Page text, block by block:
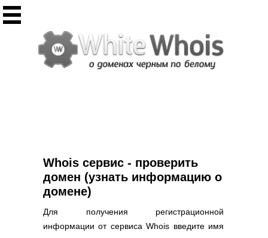
Инструменты
Массовый Whois
Регистрация домена
CHMOD калькулятор
Полезное
Новости о доменах
Статьи о доменах
Whois сервис - проверить
домен (узнать информацию о
домене)
Для получения регистрационной
информации от сервиса Whois введите имя